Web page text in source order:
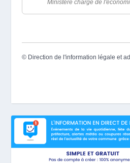
Ministère chargé de
© Direction de l'information légale et